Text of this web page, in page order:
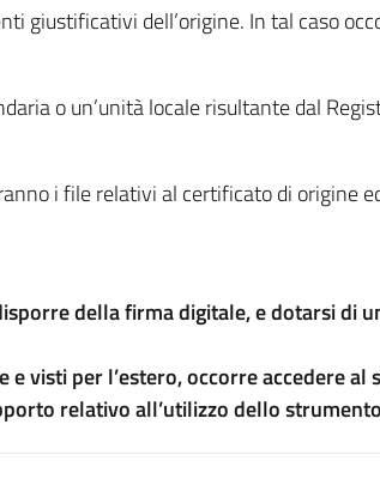
giustificativi dell’origine. In tal caso
o un’unità locale risultante dal
i file relativi al certificato di origine
della firma digitale, e dotarsi di
visti per l’estero, occorre accedere al
relativo all’utilizzo dello